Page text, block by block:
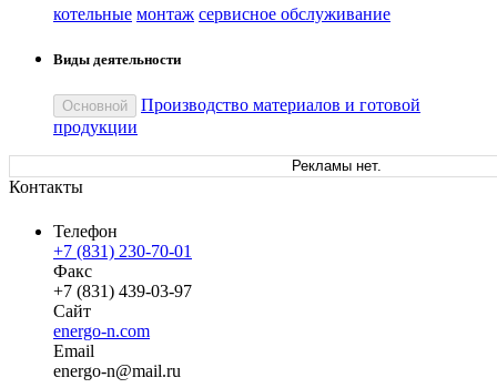
котельные монтаж сервисное обслуживание
Виды деятельности
Основной
Производство материалов и готовой
продукции
Рекламы нет.
Контакты
Телефон
+7 (831) 230-70-01
Факс
+7 (831) 439-03-97
Сайт
energo-n.com
Email
energo-n@mail.ru